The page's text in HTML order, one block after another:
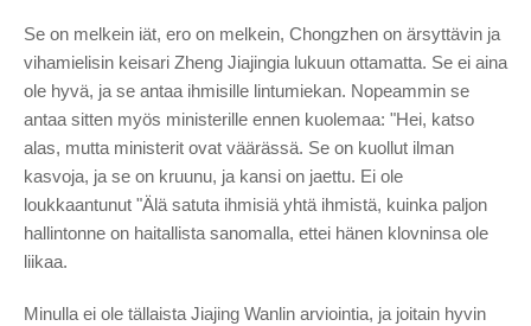
Se on melkein iät, ero on melkein, Chongzhen on ärsyttävin ja
vihamielisin keisari Zheng Jiajingia lukuun ottamatta. Se ei aina
ole hyvä, ja se antaa ihmisille lintumiekan. Nopeammin se
antaa sitten myös ministerille ennen kuolemaa: "Hei, katso
alas, mutta ministerit ovat väärässä. Se on kuollut ilman
kasvoja, ja se on kruunu, ja kansi on jaettu. Ei ole
loukkaantunut "Älä satuta ihmisiä yhtä ihmistä, kuinka paljon
hallintonne on haitallista sanomalla, ettei hänen klovninsa ole
liikaa.
Minulla ei ole tällaista Jiajing Wanlin arviointia, ja joitain hyvin